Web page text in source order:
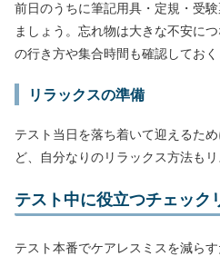
前日のうちに筆記用具・定規・受
ましょう。忘れ物は大きな不安に
の行き方や集合時間も確認しておく
リラックスの準備
テスト当日を落ち着いて迎えるた
ど、自分なりのリラックス方法も
テスト中に役立つチェック
テスト本番でケアレスミスを減らす